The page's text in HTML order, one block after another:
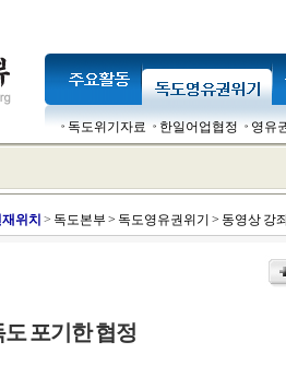
독도위기자료 한일어업협정 영유
재위치 > 독도본부 > 독도영유권위기 > 동영상 강
도 포기한 협정